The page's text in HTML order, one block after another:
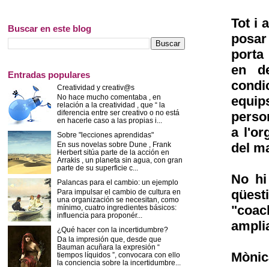
Tot i
porta
en
a
del
No
Buscar en este blog
Entradas populares
Creatividad y creativ@s
No hace mucho comentaba , en
relación a la creatividad , que “ la
diferencia entre ser creativo o no está
en hacerle caso a las propias i...
Sobre "lecciones aprendidas"
En sus novelas sobre Dune , Frank
Herbert sitúa parte de la acción en
Arrakis , un planeta sin agua, con gran
parte de su superficie c...
Palancas para el cambio: un ejemplo
Para impulsar el cambio de cultura en
una organización se necesitan, como
mínimo, cuatro ingredientes básicos:
influencia para proponér...
¿Qué hacer con la incertidumbre?
Da la impresión que, desde que
Bauman acuñara la expresión “
tiempos líquidos ”, convocara con ello
la conciencia sobre la incertidumbre...